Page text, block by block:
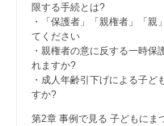
限する手続とは?
・「保護者」「親権者」「親
てください
・親権者の意に反する一時保
れますか?
・成人年齢引下げによる子
すか?
第2章 事例で見る 子どもにま